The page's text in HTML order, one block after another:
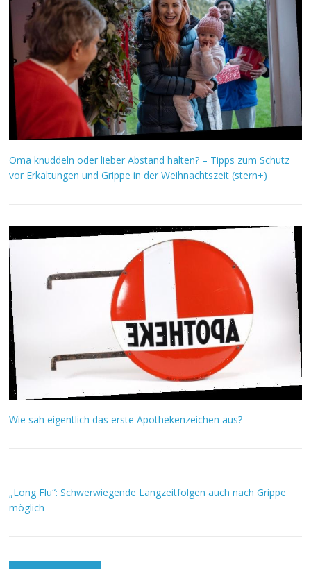
Oma knuddeln oder lieber Abstand halten? – Tipps zum Schutz
vor Erkältungen und Grippe in der Weihnachtszeit (stern+)
Wie sah eigentlich das erste Apothekenzeichen aus?
„Long Flu“: Schwerwiegende Langzeitfolgen auch nach Grippe
möglich